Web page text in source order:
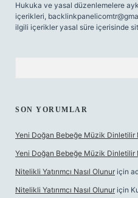
Hukuka ve yasal düzenlemelere
içerikleri,
ilgili içerikler yasal süre içerisinde
SON YORUMLAR
Yeni Doğan Bebeğe Müzik Dinletilir
Yeni Doğan Bebeğe Müzik Dinletilir
Nitelikli Yatırımcı Nasıl Olunur için
Nitelikli Yatırımcı Nasıl Olunur için